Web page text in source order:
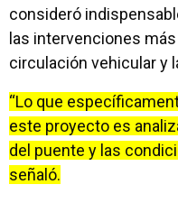
consideró
las intervenciones
circulación vehicular y
“Lo que
este proyecto es
del puente y las
señaló.